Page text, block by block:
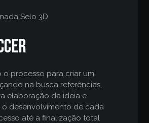
Selo 3D
processo para criar um
na busca referências,
elaboração da ideia e
desenvolvimento de cada
até a finalização total